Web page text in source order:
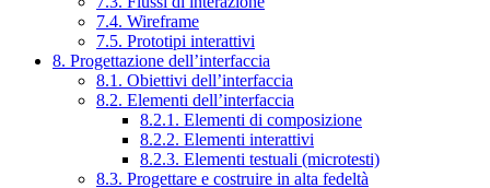
7.4. Wireframe
7.5. Prototipi interattivi
8. Progettazione dell’interfaccia
8.1. Obiettivi dell’interfaccia
8.2. Elementi dell’interfaccia
8.2.1. Elementi di composizione
8.2.2. Elementi interattivi
8.2.3. Elementi testuali (microtesti)
8.3. Progettare e costruire in alta fedeltà